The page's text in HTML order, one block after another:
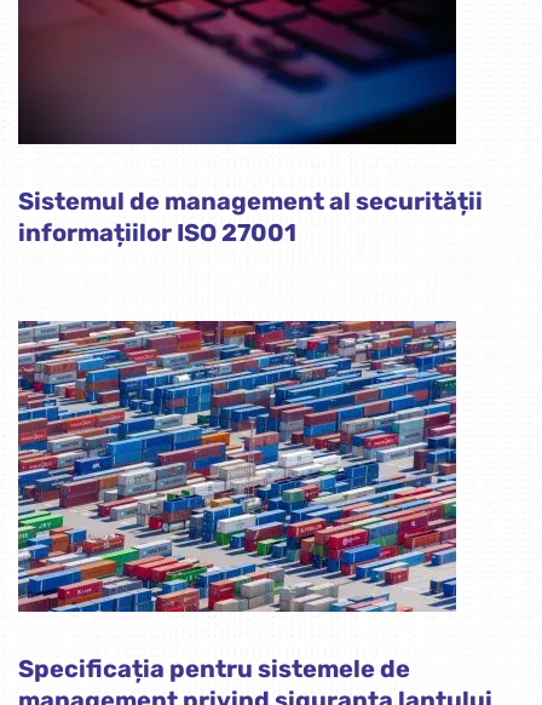
Sistemul de management al securității
informațiilor ISO 27001
Specificația pentru sistemele de